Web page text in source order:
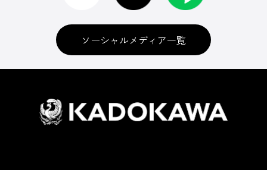
ソーシャルメディア一覧